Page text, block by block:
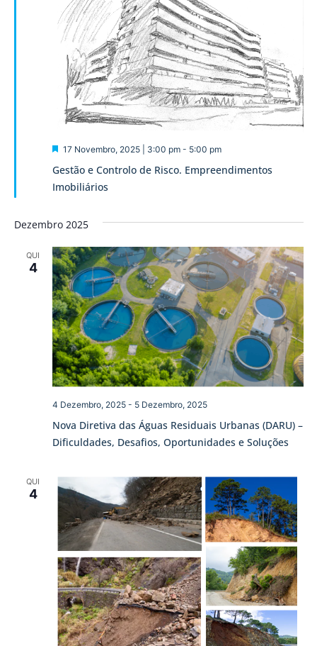
Gestão e Controlo de Risco. Empreendimentos
Imobiliários
Destaque
17 Novembro, 2025 | 3:00 pm- 5:00 pm
Dezembro 2025
QUI
4
Nova Diretiva das Águas Residuais Urbanas (DARU) –
Dificuldades, Desafios, Oportunidades e Soluções
4 Dezembro, 2025- 5 Dezembro, 2025
QUI
4